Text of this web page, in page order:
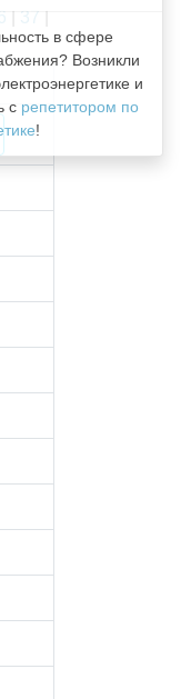
в сфере
Возникли
и
с репетитором по
!
| 37 |